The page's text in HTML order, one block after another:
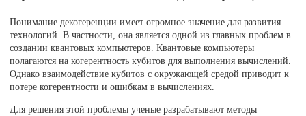
Понимание декогеренции имеет огромное значение для развития
технологий. В частности, она является одной из главных проблем в
создании квантовых компьютеров. Квантовые компьютеры
полагаются на когерентность кубитов для выполнения вычислений.
Однако взаимодействие кубитов с окружающей средой приводит к
потере когерентности и ошибкам в вычислениях.
Для решения этой проблемы ученые разрабатывают методы